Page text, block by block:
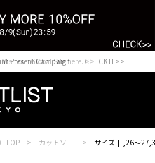
our Global Site here. >>
Present Campaign CHECK IT>>
TOP カットソー サイズ:[F,26～